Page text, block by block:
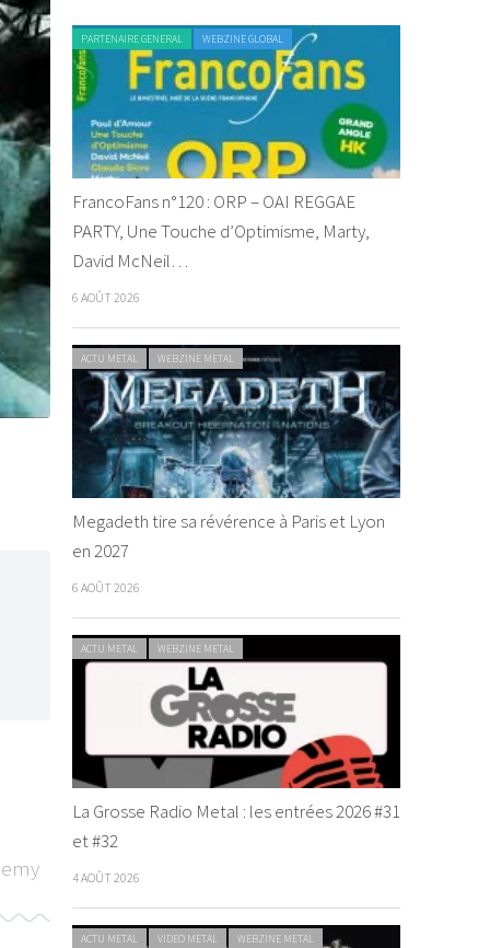
PARTENAIRE GENERAL WEBZINE GLOBAL
FrancoFans n°120 : ORP – OAI REGGAE
PARTY, Une Touche d’Optimisme, Marty,
David McNeil…
6 AOÛT 2026
ACTU METAL WEBZINE METAL
Megadeth tire sa révérence à Paris et Lyon
en 2027
6 AOÛT 2026
ACTU METAL WEBZINE METAL
La Grosse Radio Metal : les entrées 2026 #31
et #32
4 AOÛT 2026
ACTU METAL VIDEO METAL WEBZINE METAL